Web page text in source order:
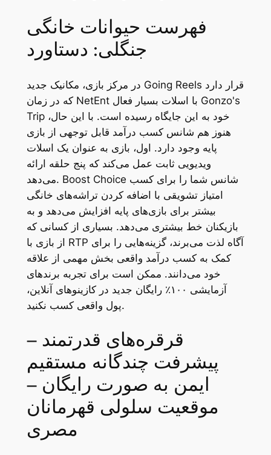
فهرست حیوانات خانگی
جنگلی: دستاورد
در مرکز بازی، مکانیک جدید Going Reels قرار دارد
که در زمان NetEnt با اسلات بسیار فعال Gonzo's
Trip خود به این جایگاه رسیده است. با این حال،
هنوز هم شانس کسب درآمد قابل توجهی از بازی
پایه وجود دارد. اول، بازی به عنوان یک اسلات
ویدیویی ثابت عمل می‌کند که پنج حلقه ارائه
می‌دهد. Boost Choice شانس شما را برای کسب
امتیاز تشویقی با اضافه کردن تراشه‌های خانگی
بیشتر برای بازی‌های پایه افزایش می‌دهد و به
بازیکنان خط بیشتری می‌دهد. بسیاری از کسانی که
از بازی با RTP آگاه لذت می‌برند، گزینه‌هایی را برای
کمک به کسب درآمد واقعی بخش مهمی از علاقه
خود می‌دانند. ممکن است برای تجربه برندهای
آزمایشی ۱۰۰٪ رایگان جدید در کازینوهای آنلاین،
پول واقعی کسب نکنید.
قرقره‌های قدرتمند –
پیشرفت چندگانه مستقیم
ایمن به صورت رایگان –
موقعیت سلولی قهرمانان
مصری